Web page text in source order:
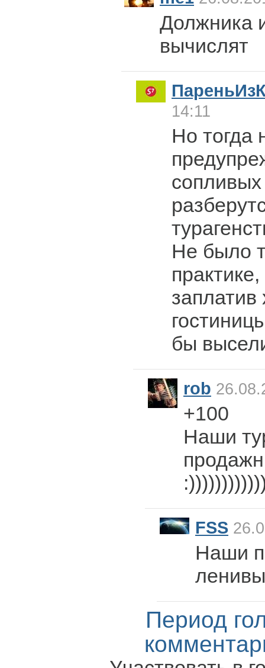
Должника
вычислят
14:11
Но тогда
сопливых
Не было
заплатив
бы
rob
+100
Наши
FSS
Наши
Период